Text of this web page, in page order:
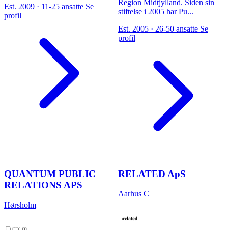
Est. 2009 · 11-25 ansatte Se
profil
Region Midtjylland. Siden sin
stiftelse i 2005 har Pu...
Est. 2005 · 26-50 ansatte Se
profil
QUANTUM PUBLIC
RELATIONS APS
Hørsholm
RELATED ApS
Aarhus C